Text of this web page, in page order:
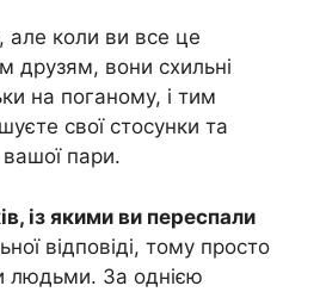
коли ви все це
друзям, вони схильні
на поганому, і тим
свої стосунки та
пари.
із якими ви переспали
відповіді, тому просто
людьми. За однією